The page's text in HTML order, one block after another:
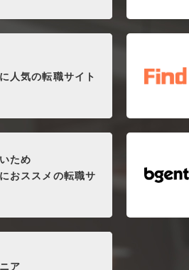
人気の転職サイト
ため
おススメの転職サ
ア